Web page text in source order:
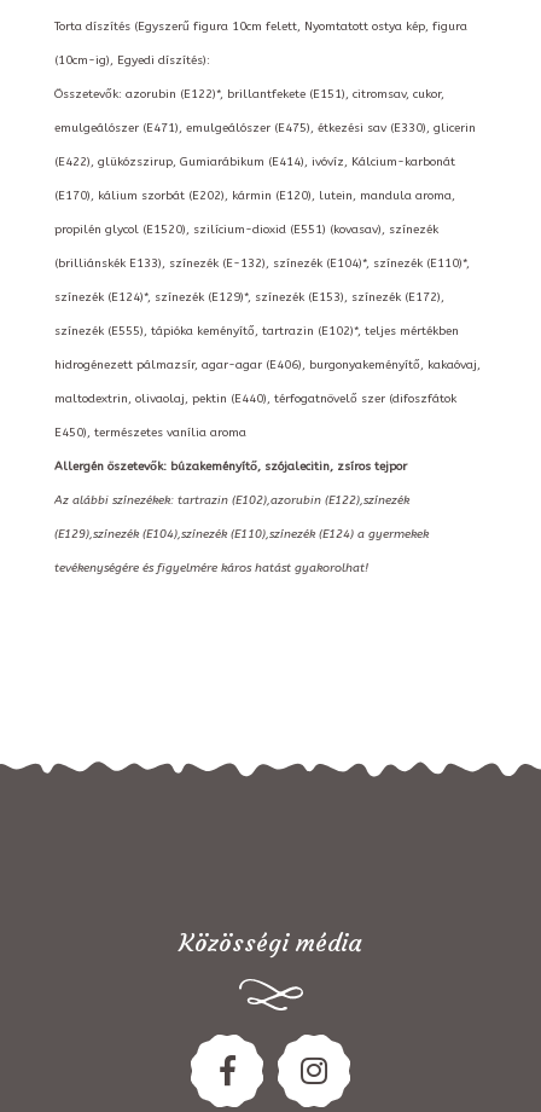
Torta díszítés (Egyszerű figura 10cm felett, Nyomtatott ostya kép, figura
(10cm-ig), Egyedi díszítés):
Összetevők: azorubin (E122)*, brillantfekete (E151), citromsav, cukor,
emulgeálószer (E471), emulgeálószer (E475), étkezési sav (E330), glicerin
(E422), glükózszirup, Gumiarábikum (E414), ivóvíz, Kálcium-karbonát
(E170), kálium szorbát (E202), kármin (E120), lutein, mandula aroma,
propilén glycol (E1520), szilícium-dioxid (E551) (kovasav), színezék
(brilliánskék E133), színezék (E-132), színezék (E104)*, színezék (E110)*,
színezék (E124)*, színezék (E129)*, színezék (E153), színezék (E172),
színezék (E555), tápióka keményítő, tartrazin (E102)*, teljes mértékben
hidrogénezett pálmazsír, agar-agar (E406), burgonyakeményítő, kakaóvaj,
maltodextrin, olivaolaj, pektin (E440), térfogatnövelő szer (difoszfátok
E450), természetes vanília aroma
Allergén öszetevők: búzakeményítő, szójalecitin, zsíros tejpor
Az alábbi színezékek: tartrazin (E102),azorubin (E122),színezék
(E129),színezék (E104),színezék (E110),színezék (E124) a gyermekek
tevékenységére és figyelmére káros hatást gyakorolhat!
Közösségi média